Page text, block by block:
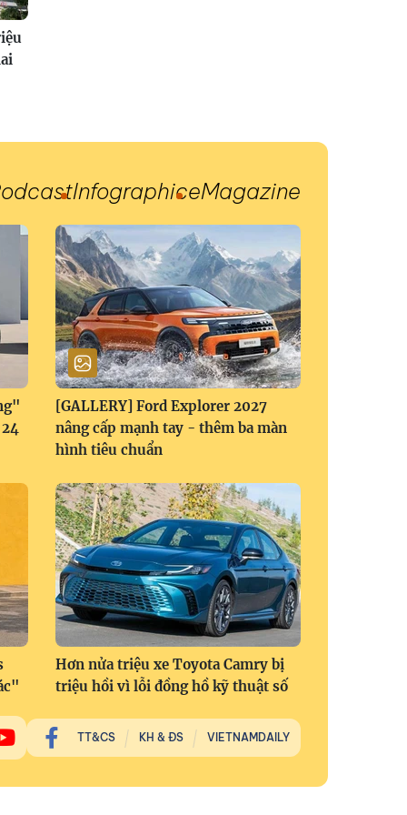
InfographiceMagazine
[GALLERY] Ford Explorer 2027
nâng cấp mạnh tay - thêm ba màn
hình tiêu chuẩn
Hơn nửa triệu xe Toyota Camry bị
triệu hồi vì lỗi đồng hồ kỹ thuật số
TT&CS KH & ĐS VIETNAMDAILY